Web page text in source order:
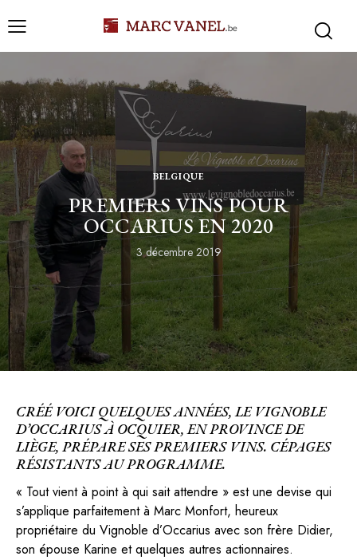
BELGIQUE
PREMIERS VINS POUR
OCCARIUS EN 2020
3 décembre 2019
CRÉÉ VOICI QUELQUES ANNÉES, LE VIGNOBLE
D’OCCARIUS À OCQUIER, EN PROVINCE DE
LIÈGE, PRÉPARE SES PREMIERS VINS. CÉPAGES
RÉSISTANTS AU PROGRAMME.
« Tout vient à point à qui sait attendre » est une devise qui
s’applique parfaitement à Marc Monfort, heureux
propriétaire du Vignoble d’Occarius avec son frère Didier,
son épouse Karine et quelques autres actionnaires.